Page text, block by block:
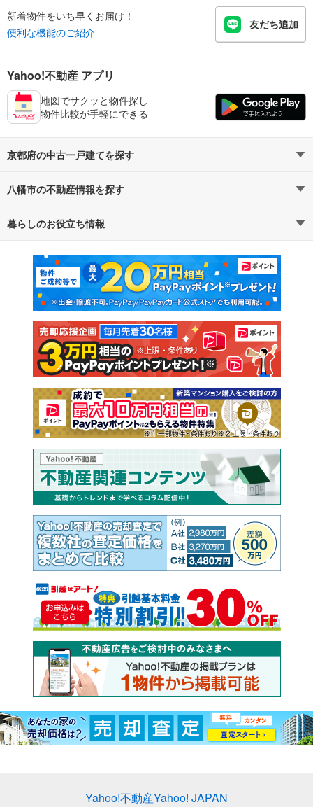
新着物件をいち早くお届け！
便利な機能のご紹介
友だち追加
Yahoo!不動産 アプリ
地図でサクッと物件探し
物件比較が手軽にできる
京都府の中古一戸建てを探す
路線・駅から探す
通勤・通学時間から探す
八幡市の不動産情報を探す
不動産・住宅
新築マンション 中古マンション
新築一戸建て 中古一戸建て
注文住宅 土地
売却査定
暮らしのお役立ち情報
マンションカタログ 教えて！住まいの先生
Yahoo!不動産Yahoo! JAPAN